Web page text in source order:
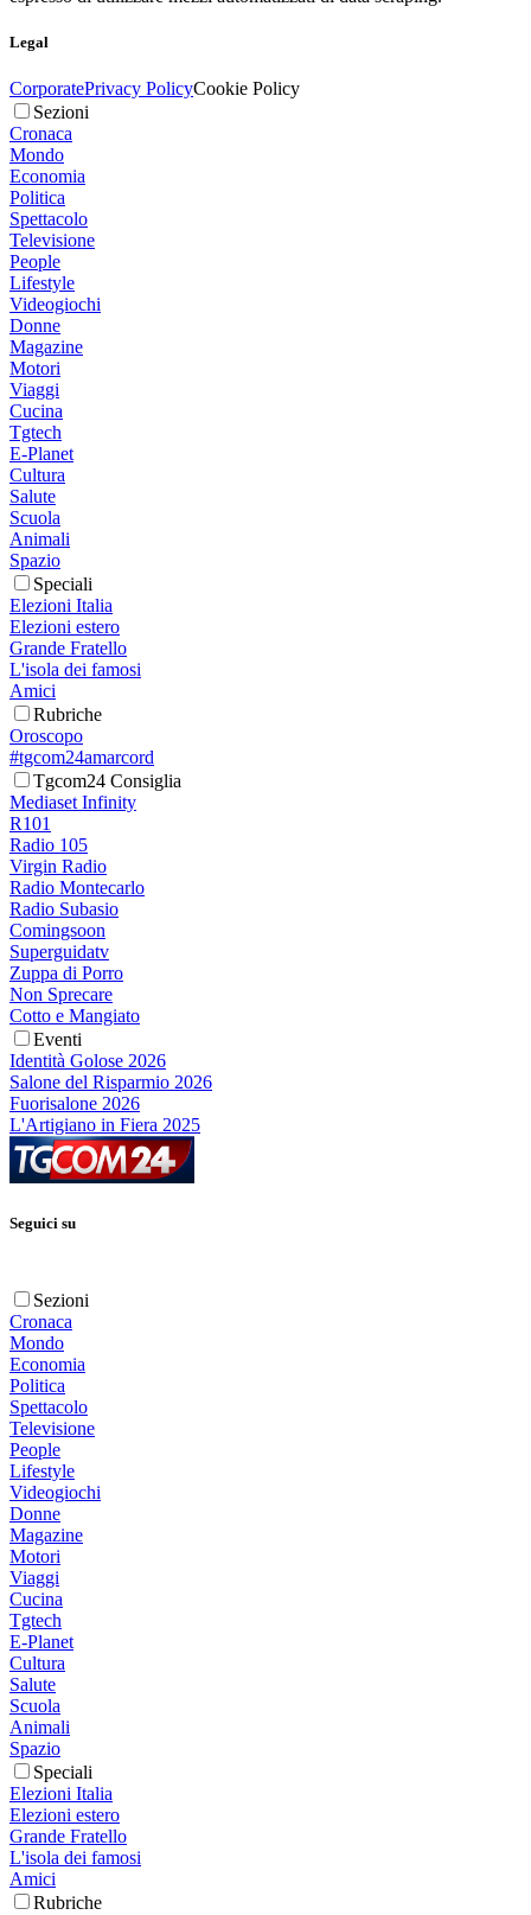
Legal
CorporatePrivacy PolicyCookie Policy
Sezioni
Cronaca
Mondo
Economia
Politica
Spettacolo
Televisione
People
Lifestyle
Videogiochi
Donne
Magazine
Motori
Viaggi
Cucina
Tgtech
E-Planet
Cultura
Salute
Scuola
Animali
Spazio
Speciali
Elezioni Italia
Elezioni estero
Grande Fratello
L'isola dei famosi
Amici
Rubriche
Oroscopo
#tgcom24amarcord
Tgcom24 Consiglia
Mediaset Infinity
R101
Radio 105
Virgin Radio
Radio Montecarlo
Radio Subasio
Comingsoon
Superguidatv
Zuppa di Porro
Non Sprecare
Cotto e Mangiato
Eventi
Identità Golose 2026
Salone del Risparmio 2026
Fuorisalone 2026
L'Artigiano in Fiera 2025
Seguici su
Sezioni
Cronaca
Mondo
Economia
Politica
Spettacolo
Televisione
People
Lifestyle
Videogiochi
Donne
Magazine
Motori
Viaggi
Cucina
Tgtech
E-Planet
Cultura
Salute
Scuola
Animali
Spazio
Speciali
Elezioni Italia
Elezioni estero
Grande Fratello
L'isola dei famosi
Amici
Rubriche